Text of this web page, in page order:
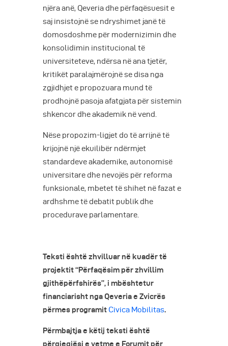
njëra anë, Qeveria dhe përfaqësuesit e
saj insistojnë se ndryshimet janë të
domosdoshme për modernizimin dhe
konsolidimin institucional të
universiteteve, ndërsa në ana tjetër,
kritikët paralajmërojnë se disa nga
zgjidhjet e propozuara mund të
prodhojnë pasoja afatgjata për sistemin
shkencor dhe akademik në vend.
Nëse propozim-ligjet do të arrijnë të
krijojnë një ekuilibër ndërmjet
standardeve akademike, autonomisë
universitare dhe nevojës për reforma
funksionale, mbetet të shihet në fazat e
ardhshme të debatit publik dhe
procedurave parlamentare.
Teksti është zhvilluar në kuadër të
projektit “Përfaqësim për zhvillim
gjithëpërfshirës”, i mbështetur
financiarisht nga Qeveria e Zvicrës
përmes programit Civica Mobilitas.
Përmbajtja e këtij teksti është
përgjegjësi e vetme e Forumit për